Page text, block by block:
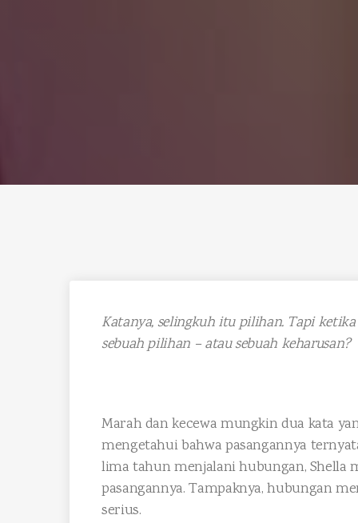
Katanya, selingkuh itu pilihan. Tapi
sebuah pilihan – atau sebuah keharusan?
Marah dan kecewa mungkin dua kata
mengetahui bahwa pasangannya
lima tahun menjalani hubungan, Shella
pasangannya. Tampaknya, hubungan
serius.